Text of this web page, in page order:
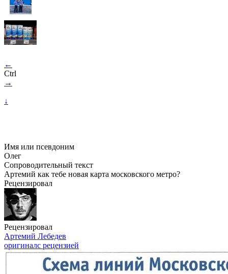
←
Ctrl
→
↓
Имя или псевдоним
Олег
Сопроводительный текст
Артемий как тебе новая карта московского метро?
Рецензировал
Рецензировал
Артемий Лебедев
оригиналс рецензией